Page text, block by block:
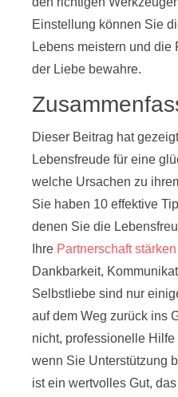
Einstellung können Sie
Lebens meistern und die
der Liebe bewahre.
Dieser Beitrag hat
Lebensfreude für eine
welche Ursachen zu
Sie haben 10 effektive
denen Sie die
Ihre Partnerschaft stärken
Dankbarkeit,
Selbstliebe sind nur
auf dem Weg zurück ins
nicht, professionelle
wenn Sie Unterstützung
ist ein wertvolles Gut,